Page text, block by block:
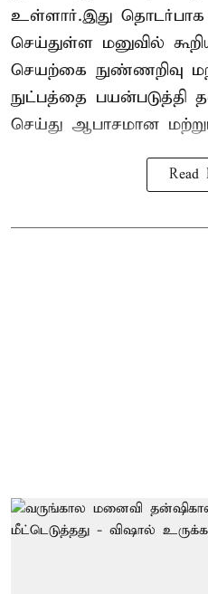
உள்ளார்.இது
செய்துள்ள மனுவில்
செயற்கை நுண்ணறிவு
நுட்பத்தை பயன்படுத்தி
செய்து ஆபாசமான
Read